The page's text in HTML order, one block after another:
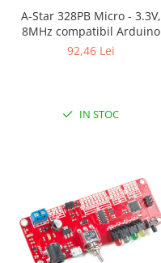
A-Star 328PB Micro - 3.3V,
8MHz compatibil Arduino
92,46 Lei
IN STOC